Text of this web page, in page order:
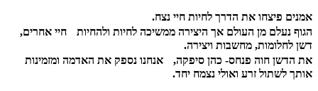
אמנים פיצחו את הדרך לחיות חיי נצח.
הגוף נעלם מן העולם אך היצירה ממשיכה לחיות ולהחיות חיי אחרים,
דשן לחלומות, מחשבות ויצירה.
את הדשן חוה פנחס- כהן סיפקה, אנחנו נספק את האדמה ומזמינות
אותך לשתול זרע ואולי נצמח יחד.